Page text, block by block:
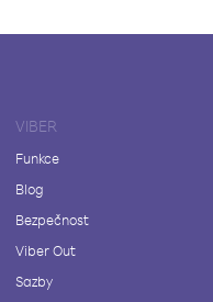
VIBER
Funkce
Blog
Bezpečnost
Viber Out
Sazby